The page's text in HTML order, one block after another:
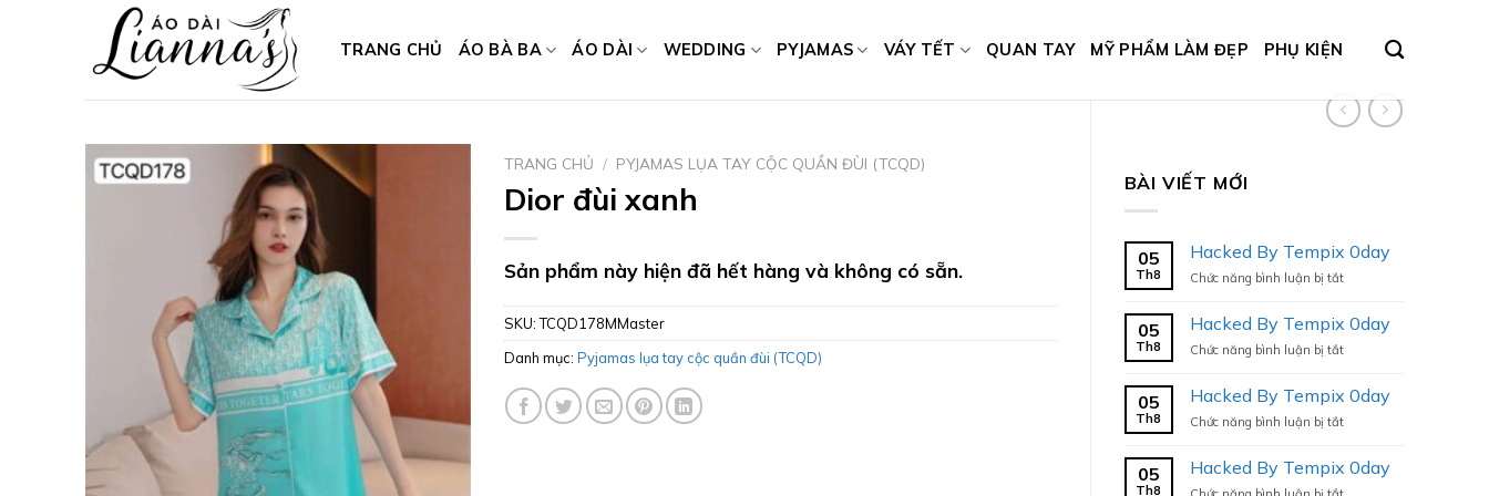
TRANG CHỦ ÁO BÀ BA ÁO DÀI WEDDING PYJAMAS VÁY TẾT QUAN TAY MỸ PHẨM LÀM ĐẸP PHỤ KIỆN
BÀI VIẾT MỚI
05
Th8
Hacked By Tempix 0day
Chức năng bình luận bị tắtở
Tempix
0day
05
Th8
Hacked By Tempix 0day
Chức năng bình luận bị tắtở
Tempix
0day
05
Th8
Hacked By Tempix 0day
Chức năng bình luận bị tắtở
Tempix
05
Th8
Hacked By Tempix 0day
ở
TRANG CHỦ / PYJAMAS LỤA TAY CỘC QUẦN ĐÙI (TCQD)
Dior đùi xanh
Sản phẩm này hiện đã hết hàng và không có sẵn.
SKU:TCQD178MMaster
Danh mục: Pyjamas lụa tay cộc quần đùi (TCQD)